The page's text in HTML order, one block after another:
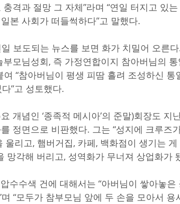
격과 절망 그 자체”라며 “연일 터지고 있
본 사회가 떠들썩하다”고 말했다.
보도되는 뉴스를 보면 화가 치밀어 오른
모님성회, 즉 가정연합이지 참아버님의
여 “참아버님이 평생 피땀 흘려 조성하신
”고 성토했다.
개념인 ‘종족적 메시아’의 준말)회장도 지
정면으로 비판했다. 그는 “성지에 크루즈
울리고, 햄버거집, 카페, 백화점이 생기는
망각해 버리고, 성역화가 무너져 상업화가
수수색 건에 대해서는 “아버님이 쌓아놓
“모두가 참부모님 앞에 두 손을 모아서 용